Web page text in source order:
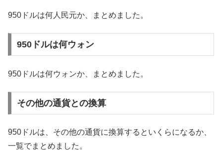
950ドルは何人民元か、まとめました。
950ドルは何ウォン
950ドルは何ウォンか、まとめました。
その他の通貨との換算
950ドルは、その他の通貨に換算するといくらになるか、
一覧でまとめました。